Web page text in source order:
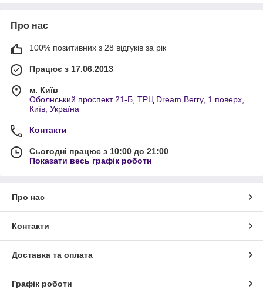
Про нас
100% позитивних з 28 відгуків за рік
Працює з 17.06.2013
м. Київ
Оболнський проспект 21-Б, ТРЦ Dream Berry, 1 поверх,
Київ, Україна
Контакти
Сьогодні працює з 10:00 до 21:00
Показати весь графік роботи
Про нас
Контакти
Доставка та оплата
Графік роботи